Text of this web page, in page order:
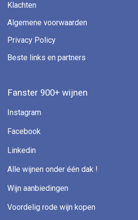
Klachten
Algemene voorwaarden
Privacy Policy
Beste links en partners
Fanster 900+ wijnen
Instagram
Facebook
Linkedin
Alle wijnen onder één dak !
Wijn aanbiedingen
Voordelig rode wijn kopen